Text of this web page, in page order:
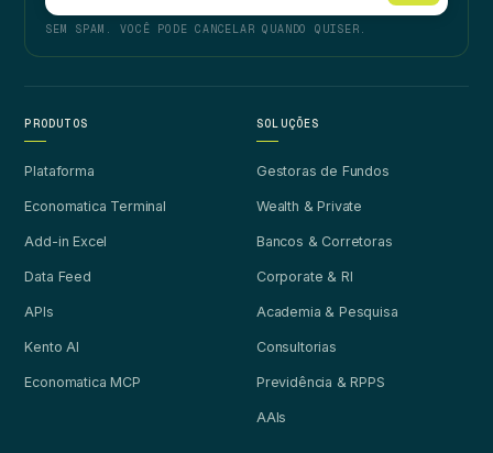
SEM SPAM. VOCÊ PODE CANCELAR QUANDO QUISER.
PRODUTOS
Plataforma
Economatica Terminal
Add-in Excel
Data Feed
APIs
Kento AI
Economatica MCP
SOLUÇÕES
Gestoras de Fundos
Wealth & Private
Bancos & Corretoras
Corporate & RI
Academia & Pesquisa
Consultorias
Previdência & RPPS
AAIs